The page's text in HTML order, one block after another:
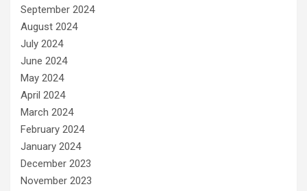
September 2024
August 2024
July 2024
June 2024
May 2024
April 2024
March 2024
February 2024
January 2024
December 2023
November 2023